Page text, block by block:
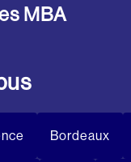
MBA
Bordeaux